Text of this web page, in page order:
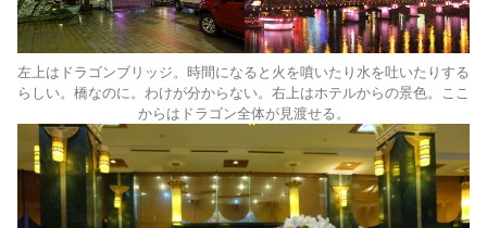
左上はドラゴンブリッジ。時間になると火を噴いたり水を吐いたりする
らしい。橋なのに。わけが分からない。右上はホテルからの景色。ここ
からはドラゴン全体が見渡せる。